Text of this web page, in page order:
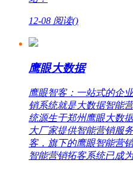
12-08 阅读()
鹰眼大数据
鹰眼智客：一站式的企
销系统就是大数据智能
统源生于郑州鹰眼大数
大厂家提供智能营销服
客，旗下的鹰眼智能营
智能营销拓客系统已成